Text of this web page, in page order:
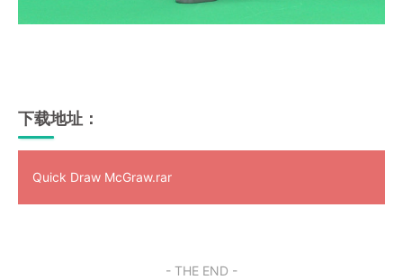
下载地址：
Quick Draw McGraw.rar
- THE END -